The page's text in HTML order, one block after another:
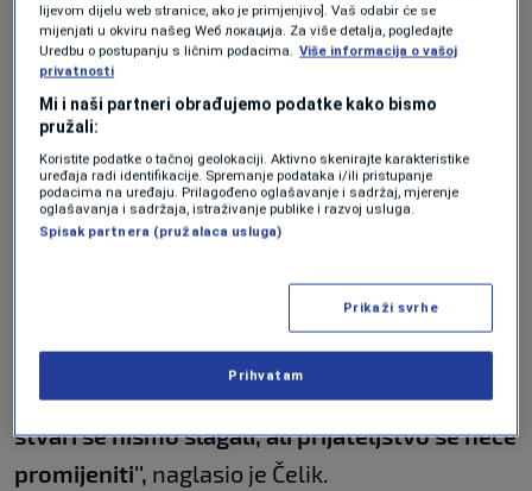
|N1
Je li na ovu temu bilo razgovor s predsjednikom
NIP-a Elmedinom Konakovićem?
''Nisam razgovarao s Konakovićem na temu
prelaska. Nemam problema s njim, u politici je
moralo doći do nekih varnica i oko nekih
stvari se nismo slagali, ali prijateljstvo se neće
promijeniti'', naglasio je Čelik.
lijevom dijelu web stranice, ako je primjenjivo]. Vaš odabir će se
mijenjati u okviru našeg Wеб локација. Za više detalja, pogledajte
Uredbu o postupanju s ličnim podacima. Više informacija o vašoj
privatnosti
Mi i naši partneri obrađujemo podatke kako bismo
pružali:
Koristite podatke o tačnoj geolokaciji. Aktivno skenirajte karakteristike
uređaja radi identifikacije. Spremanje podataka i/ili pristupanje
podacima na uređaju. Prilagođeno oglašavanje i sadržaj, mjerenje
oglašavanja i sadržaja, istraživanje publike i razvoj usluga.
Spisak partnera (pružalaca usluga)
Prikaži svrhe
Prihvatam